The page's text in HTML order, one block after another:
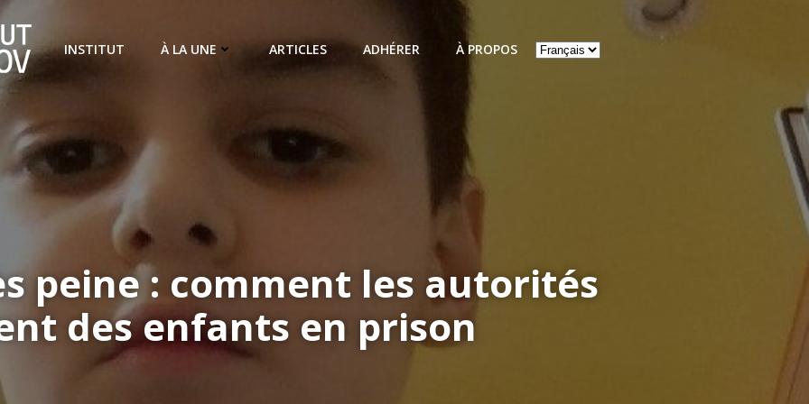
INSTITUT À LA UNE ARTICLES ADHÉRER À PROPOS
Choisir
peine : comment les autorités
des enfants en prison